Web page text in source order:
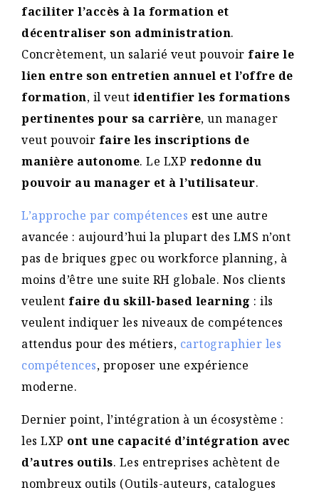
faciliter l’accès à la formation et
décentraliser son administration.
Concrètement, un salarié veut pouvoir faire le
lien entre son entretien annuel et l’offre de
formation, il veut identifier les formations
pertinentes pour sa carrière, un manager
veut pouvoir faire les inscriptions de
manière autonome. Le LXP redonne du
pouvoir au manager et à l’utilisateur.
L’approche par compétences est une autre
avancée : aujourd’hui la plupart des LMS n’ont
pas de briques gpec ou workforce planning, à
moins d’être une suite RH globale. Nos clients
veulent faire du skill-based learning : ils
veulent indiquer les niveaux de compétences
attendus pour des métiers, cartographier les
compétences, proposer une expérience
moderne.
Dernier point, l’intégration à un écosystème :
les LXP ont une capacité d’intégration avec
d’autres outils. Les entreprises achètent de
nombreux outils (Outils-auteurs, catalogues